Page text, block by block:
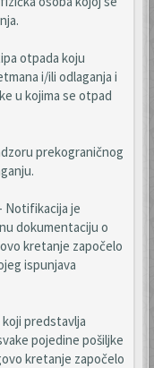
otpada koju
i/ili odlaganja i
u kojima se otpad
prekograničnog
Notifikacija je
dokumentaciju o
kretanje započelo
ispunjava
predstavlja
pojedine pošiljke
kretanje započelo